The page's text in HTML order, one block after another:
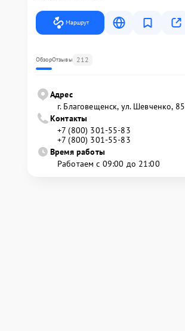
Маршрут
ОбзорОтзывы 212
Адрес
г. Благовещенск, ул. Шевченко, 85
Контакты
+7 (800) 301-55-83
+7 (800) 301-55-83
Время работы
Работаем с 09:00 до 21:00